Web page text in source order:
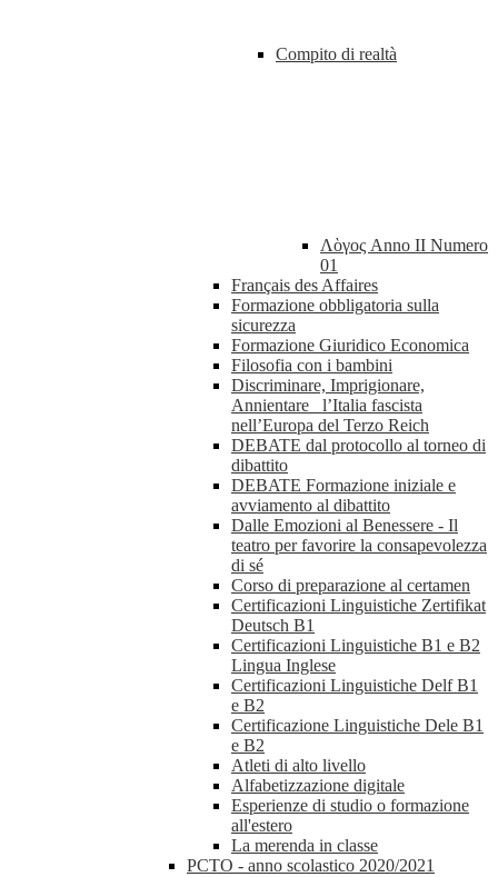
Compito di realtà
Λὸγος Anno II Numero
01
Français des Affaires
Formazione obbligatoria sulla
sicurezza
Formazione Giuridico Economica
Filosofia con i bambini
Discriminare, Imprigionare,
Annientare_ l’Italia fascista
nell’Europa del Terzo Reich
DEBATE dal protocollo al torneo di
dibattito
DEBATE Formazione iniziale e
avviamento al dibattito
Dalle Emozioni al Benessere - Il
teatro per favorire la consapevolezza
di sé
Corso di preparazione al certamen
Certificazioni Linguistiche Zertifikat
Deutsch B1
Certificazioni Linguistiche B1 e B2
Lingua Inglese
Certificazioni Linguistiche Delf B1
e B2
Certificazione Linguistiche Dele B1
e B2
Atleti di alto livello
Alfabetizzazione digitale
Esperienze di studio o formazione
all'estero
La merenda in classe
PCTO - anno scolastico 2020/2021